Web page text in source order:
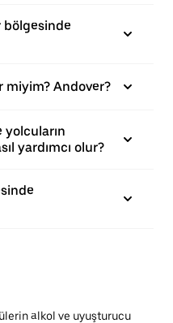
bölgesinde
miyim? Andover?
yolcuların
yardımcı olur?
alkol ve uyuşturucu